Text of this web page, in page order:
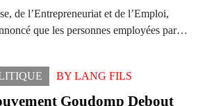
de l’Entrepreneuriat et de l’Emploi,
que les personnes employées par…
BY LANG FILS
Goudomp Debout